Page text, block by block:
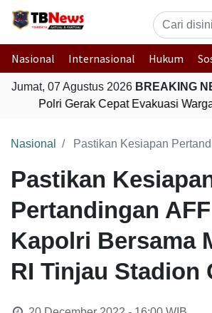
Nasional Internasional Hukum
Jumat, 07 Agustus 2026 BREAKING
Polri Gerak Cepat Evakuasi
Nasional Pastikan Kesiapan Pertandingan AFF 2022, Kapolri
Pastikan
Pertandingan
Kapolri Bersama
RI Tinjau Stadion